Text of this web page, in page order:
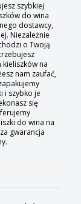
szybkiej
do wina
dostawcy,
Niezależnie
o Twoją
na
nam zaufać,
i szybko je
się
do wina na
gwarancja